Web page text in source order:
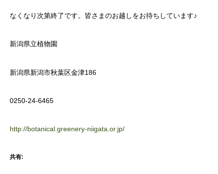
なくなり次第終了です。皆さまのお越しをお待ちしています♪
新潟県立植物園
新潟県新潟市秋葉区金津186
0250-24-6465
http://botanical.greenery-niigata.or.jp/
共有: